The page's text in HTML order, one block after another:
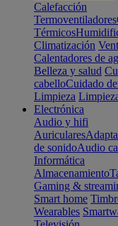
Calefacción
Termoventiladores
Térmicos
Climatización
Calentadores de
Belleza y salud
cabelloCuidado
Limpieza
Electrónica
Audio y hifi
Auriculares
de sonidoAudio
Informática
Almacenamiento
Gaming &
Smart home
Wearables